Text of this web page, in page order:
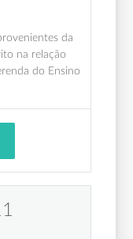
da
na relação
do Ensino